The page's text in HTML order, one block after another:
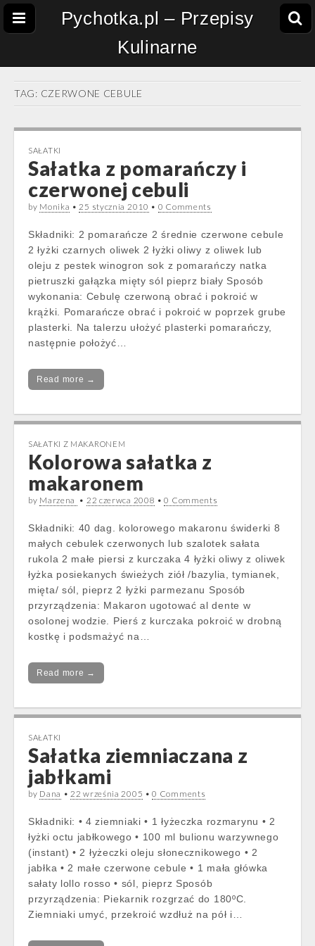
Pychotka.pl – Przepisy
Kulinarne
TAG: CZERWONE CEBULE
SAŁATKI
Sałatka z pomarańczy i
czerwonej cebuli
by Monika •25 stycznia 2010 • 0 Comments
Składniki: 2 pomarańcze 2 średnie czerwone cebule
2 łyżki czarnych oliwek 2 łyżki oliwy z oliwek lub
oleju z pestek winogron sok z pomarańczy natka
pietruszki gałązka mięty sól pieprz biały Sposób
wykonania: Cebulę czerwoną obrać i pokroić w
krążki. Pomarańcze obrać i pokroić w poprzek grube
plasterki. Na talerzu ułożyć plasterki pomarańczy,
następnie położyć…
Read more →
SAŁATKI Z MAKARONEM
Kolorowa sałatka z
makaronem
by Marzena • 22 czerwca 2008 •0 Comments
Składniki: 40 dag. kolorowego makaronu świderki 8
małych cebulek czerwonych lub szalotek sałata
rukola 2 małe piersi z kurczaka 4 łyżki oliwy z oliwek
łyżka posiekanych świeżych ziół /bazylia, tymianek,
mięta/ sól, pieprz 2 łyżki parmezanu Sposób
przyrządzenia: Makaron ugotować al dente w
osolonej wodzie. Pierś z kurczaka pokroić w drobną
kostkę i podsmażyć na…
Read more →
SAŁATKI
Sałatka ziemniaczana z
jabłkami
by Dana •22 września 2005 •0 Comments
Składniki: • 4 ziemniaki • 1 łyżeczka rozmarynu • 2
łyżki octu jabłkowego • 100 ml bulionu warzywnego
(instant) • 2 łyżeczki oleju słonecznikowego • 2
jabłka • 2 małe czerwone cebule • 1 mała główka
sałaty lollo rosso • sól, pieprz Sposób
przyrządzenia: Piekarnik rozgrzać do 180ºC.
Ziemniaki umyć, przekroić wzdłuż na pół i…